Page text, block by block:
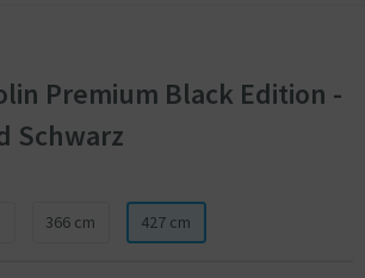
Premium Black Edition -
Schwarz
366 cm 427 cm